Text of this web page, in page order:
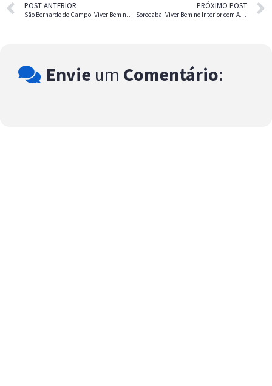
POST ANTERIOR
São Bernardo do Campo: Viver Bem no ABC Paulista
PRÓXIMO POST
Sorocaba: Viver Bem no Interior com Acesso e Oportunidade
Envie um Comentário: